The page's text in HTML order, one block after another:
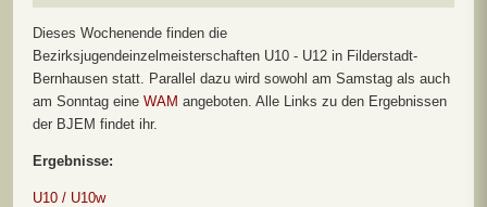
Dieses Wochenende finden die
Bezirksjugendeinzelmeisterschaften U10 - U12 in Filderstadt-
Bernhausen statt. Parallel dazu wird sowohl am Samstag als auch
am Sonntag eine WAM angeboten. Alle Links zu den Ergebnissen
der BJEM findet ihr.
Ergebnisse:
U10 / U10w